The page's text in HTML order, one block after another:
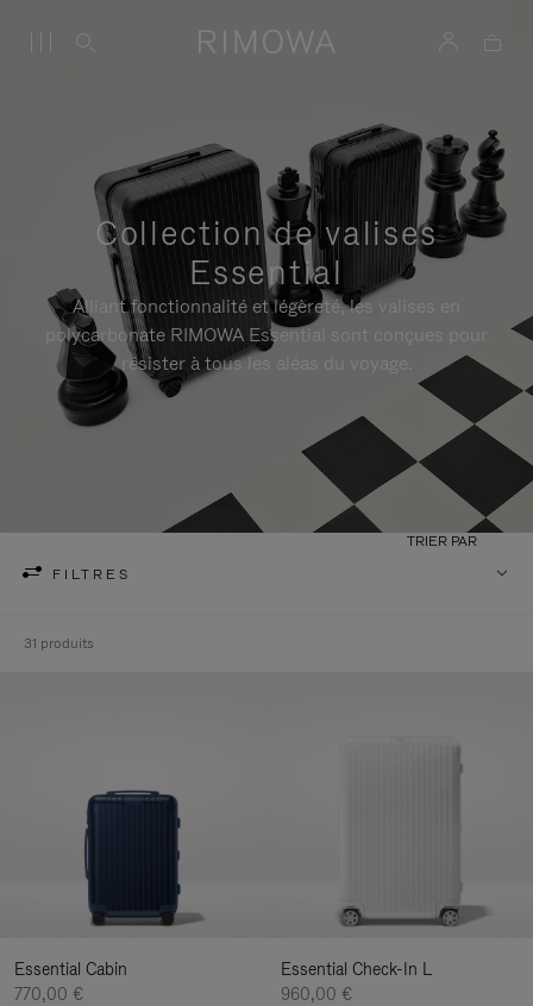
Collection de valises
Essential
Alliant fonctionnalité et légèreté, les valises en
polycarbonate RIMOWA Essential sont conçues pour
résister à tous les aléas du voyage.
FILTRES
TRIER PAR
31 produits
Essential Cabin
770,00 €
Essential Check-In L
960,00 €